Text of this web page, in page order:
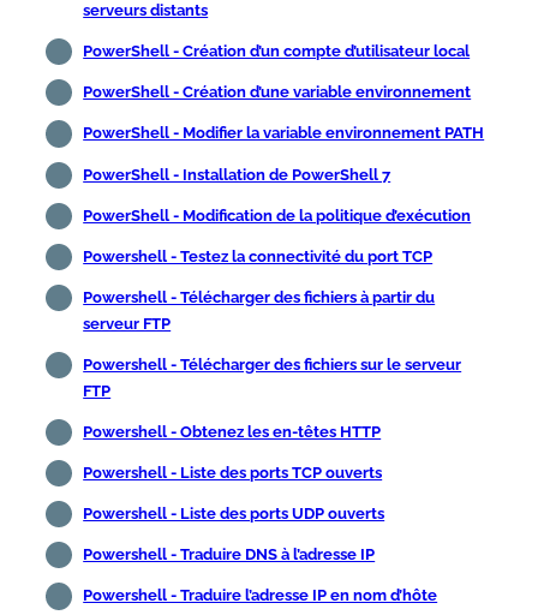
serveurs distants
PowerShell - Création d’un compte d’utilisateur local
PowerShell - Création d’une variable environnement
PowerShell - Modifier la variable environnement PATH
PowerShell - Installation de PowerShell 7
PowerShell - Modification de la politique d’exécution
Powershell - Testez la connectivité du port TCP
Powershell - Télécharger des fichiers à partir du
serveur FTP
Powershell - Télécharger des fichiers sur le serveur
FTP
Powershell - Obtenez les en-têtes HTTP
Powershell - Liste des ports TCP ouverts
Powershell - Liste des ports UDP ouverts
Powershell - Traduire DNS à l’adresse IP
Powershell - Traduire l’adresse IP en nom d’hôte